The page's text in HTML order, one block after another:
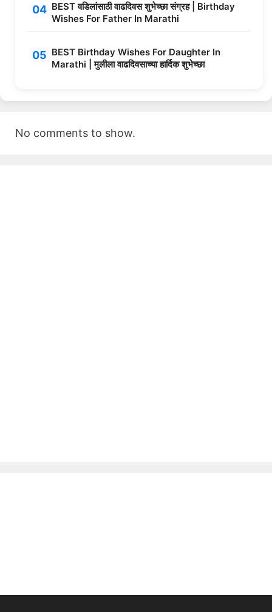
BEST वडिलांसाठी वाढदिवस शुभेच्छा संग्रह | Birthday
Wishes For Father In Marathi
BEST Birthday Wishes For Daughter In
Marathi | मुलीला वाढदिवसाच्या हार्दिक शुभेच्छा
No comments to show.